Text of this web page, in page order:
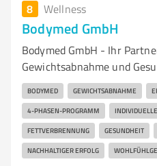
8 Wellness
Bodymed GmbH
Bodymed GmbH - Ihr
Gewichtsabnahme und
BODYMED GEWICHTSABNAHME
4-PHASEN-PROGRAMM
FETTVERBRENNUNG GESUNDHEIT
NACHHALTIGER ERFOLG